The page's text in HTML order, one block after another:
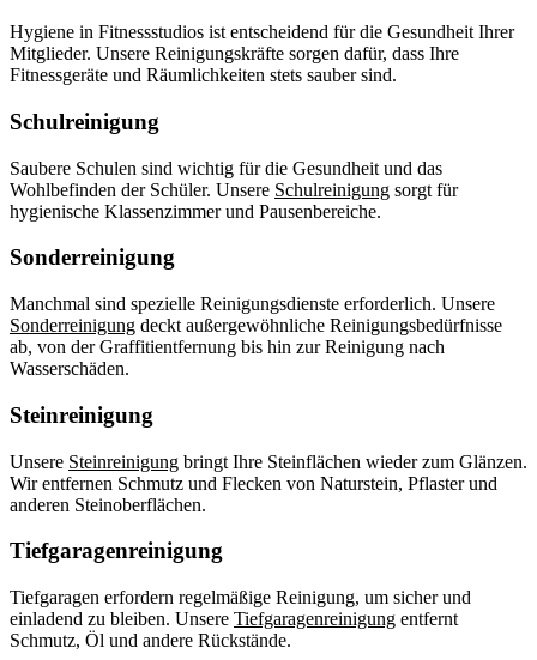
Hygiene in Fitnessstudios ist entscheidend für die Gesundheit Ihrer
Mitglieder. Unsere Reinigungskräfte sorgen dafür, dass Ihre
Fitnessgeräte und Räumlichkeiten stets sauber sind.
Schulreinigung
Saubere Schulen sind wichtig für die Gesundheit und das
Wohlbefinden der Schüler. Unsere Schulreinigung sorgt für
hygienische Klassenzimmer und Pausenbereiche.
Sonderreinigung
Manchmal sind spezielle Reinigungsdienste erforderlich. Unsere
Sonderreinigung deckt außergewöhnliche Reinigungsbedürfnisse
ab, von der Graffitientfernung bis hin zur Reinigung nach
Wasserschäden.
Steinreinigung
Unsere Steinreinigung bringt Ihre Steinflächen wieder zum Glänzen.
Wir entfernen Schmutz und Flecken von Naturstein, Pflaster und
anderen Steinoberflächen.
Tiefgaragenreinigung
Tiefgaragen erfordern regelmäßige Reinigung, um sicher und
einladend zu bleiben. Unsere Tiefgaragenreinigung entfernt
Schmutz, Öl und andere Rückstände.